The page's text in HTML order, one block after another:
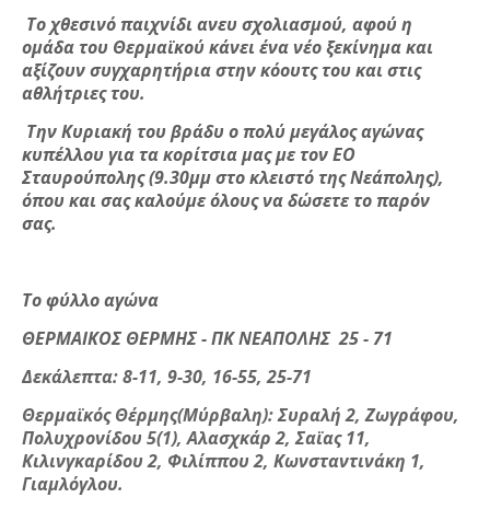
Το χθεσινό παιχνίδι ανευ σχολιασμού, αφού η
ομάδα του Θερμαϊκού κάνει ένα νέο ξεκίνημα και
αξίζουν συγχαρητήρια στην κόουτς του και στις
αθλήτριες του.
Την Κυριακή του βράδυ ο πολύ μεγάλος αγώνας
κυπέλλου για τα κορίτσια μας με τον ΕΟ
Σταυρούπολης (9.30μμ στο κλειστό της Νεάπολης),
όπου και σας καλούμε όλους να δώσετε το παρόν
σας.
Το φύλλο αγώνα
ΘΕΡΜΑΙΚΟΣ ΘΕΡΜΗΣ - ΠΚ ΝΕΑΠΟΛΗΣ 25 - 71
Δεκάλεπτα: 8-11, 9-30, 16-55, 25-71
Θερμαϊκός Θέρμης(Μύρβαλη): Συραλή 2, Ζωγράφου,
Πολυχρονίδου 5(1), Αλασχκάρ 2, Σαϊας 11,
Κιλινγκαρίδου 2, Φιλίππου 2, Κωνσταντινάκη 1,
Γιαμλόγλου.